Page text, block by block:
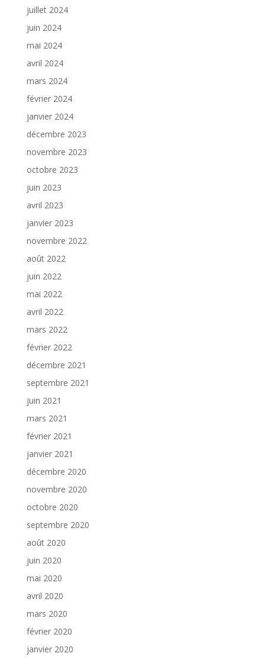
juillet 2024
juin 2024
mai 2024
avril 2024
mars 2024
février 2024
janvier 2024
décembre 2023
novembre 2023
octobre 2023
juin 2023
avril 2023
janvier 2023
novembre 2022
août 2022
juin 2022
mai 2022
avril 2022
mars 2022
février 2022
décembre 2021
septembre 2021
juin 2021
mars 2021
février 2021
janvier 2021
décembre 2020
novembre 2020
octobre 2020
septembre 2020
août 2020
juin 2020
mai 2020
avril 2020
mars 2020
février 2020
janvier 2020